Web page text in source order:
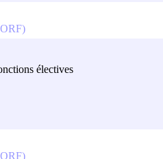
électives